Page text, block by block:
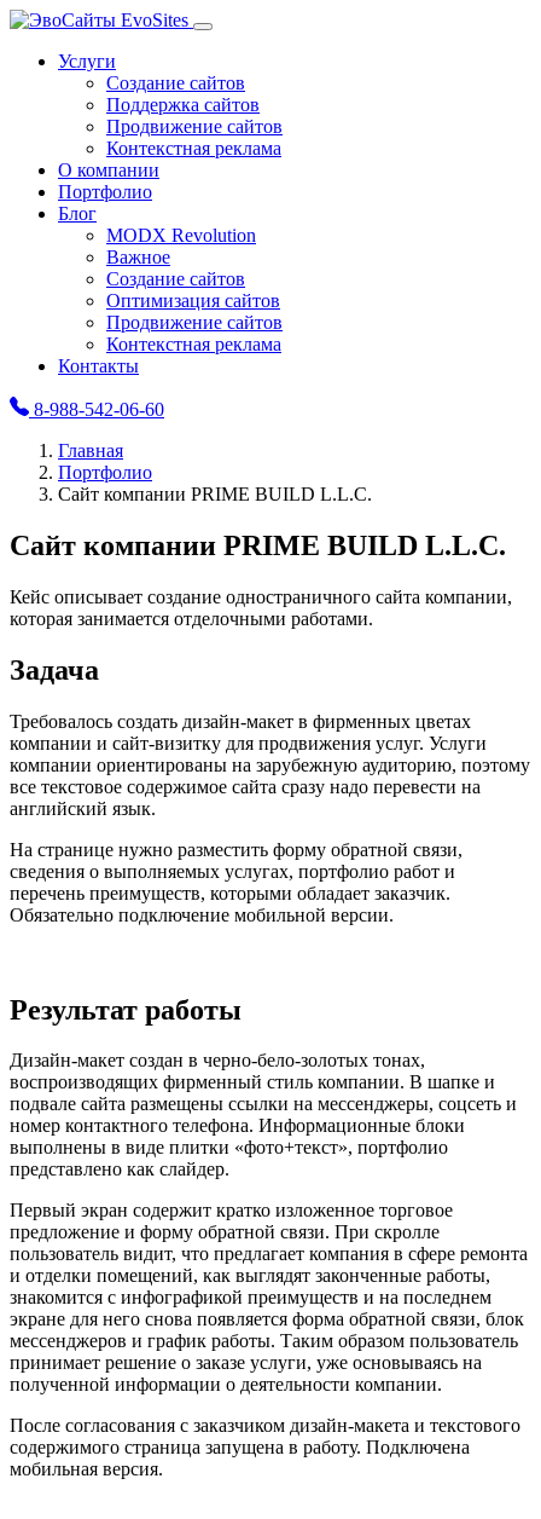
EvoSites
Услуги
Создание сайтов
Поддержка сайтов
Продвижение сайтов
Контекстная реклама
О компании
Портфолио
Блог
MODX Revolution
Важное
Создание сайтов
Оптимизация сайтов
Продвижение сайтов
Контекстная реклама
Контакты
8-988-542-06-60
Главная
Портфолио
Сайт компании PRIME BUILD L.L.C.
Сайт компании PRIME BUILD L.L.C.
Кейс описывает создание одностраничного сайта компании,
которая занимается отделочными работами.
Задача
Требовалось создать дизайн-макет в фирменных цветах
компании и сайт-визитку для продвижения услуг. Услуги
компании ориентированы на зарубежную аудиторию, поэтому
все текстовое содержимое сайта сразу надо перевести на
английский язык.
На странице нужно разместить форму обратной связи,
сведения о выполняемых услугах, портфолио работ и
перечень преимуществ, которыми обладает заказчик.
Обязательно подключение мобильной версии.
Результат работы
Дизайн-макет создан в черно-бело-золотых тонах,
воспроизводящих фирменный стиль компании. В шапке и
подвале сайта размещены ссылки на мессенджеры, соцсеть и
номер контактного телефона. Информационные блоки
выполнены в виде плитки «фото+текст», портфолио
представлено как слайдер.
Первый экран содержит кратко изложенное торговое
предложение и форму обратной связи. При скролле
пользователь видит, что предлагает компания в сфере ремонта
и отделки помещений, как выглядят законченные работы,
знакомится с инфографикой преимуществ и на последнем
экране для него снова появляется форма обратной связи, блок
мессенджеров и график работы. Таким образом пользователь
принимает решение о заказе услуги, уже основываясь на
полученной информации о деятельности компании.
После согласования с заказчиком дизайн-макета и текстового
содержимого страница запущена в работу. Подключена
мобильная версия.